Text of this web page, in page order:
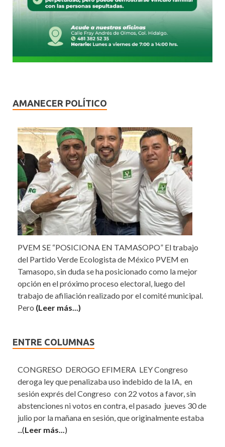
AMANECER POLÍTICO
PVEM SE “POSICIONA EN TAMASOPO” El trabajo
del Partido Verde Ecologista de México PVEM en
Tamasopo, sin duda se ha posicionado como la mejor
opción en el próximo proceso electoral, luego del
trabajo de afiliación realizado por el comité municipal.
Pero (Leer más...)
ENTRE COLUMNAS
CONGRESO DEROGO EFIMERA LEY Congreso
deroga ley que penalizaba uso indebido de la IA, en
sesión exprés del Congreso con 22 votos a favor, sin
abstenciones ni votos en contra, el pasado jueves 30 de
julio por la mañana en sesión, que originalmente estaba
...(Leer más... )